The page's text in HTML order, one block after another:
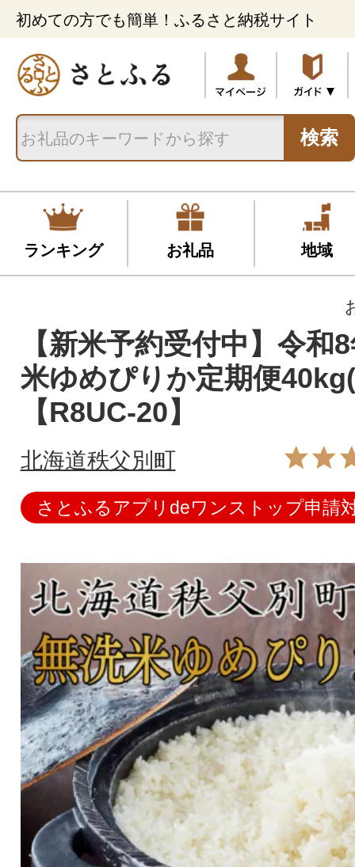
初めての方でも簡単！ふるさと納税サイト
検索
ランキング お礼品 地域
【新米予約受付中】令和
米ゆめぴりか定期便
【R8UC-20】
北海道秩父別町
さとふるアプリdeワンストップ申請